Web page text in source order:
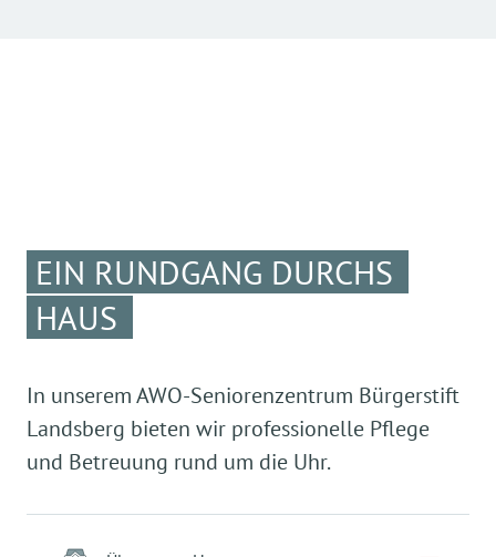
EIN RUNDGANG DURCHS
HAUS
In unserem AWO-Seniorenzentrum Bürgerstift
Landsberg bieten wir professionelle Pflege
und Betreuung rund um die Uhr.